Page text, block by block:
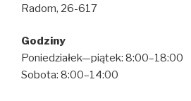
Radom, 26-617
Godziny
Poniedziałek—piątek: 8:00–18:00
Sobota: 8:00–14:00